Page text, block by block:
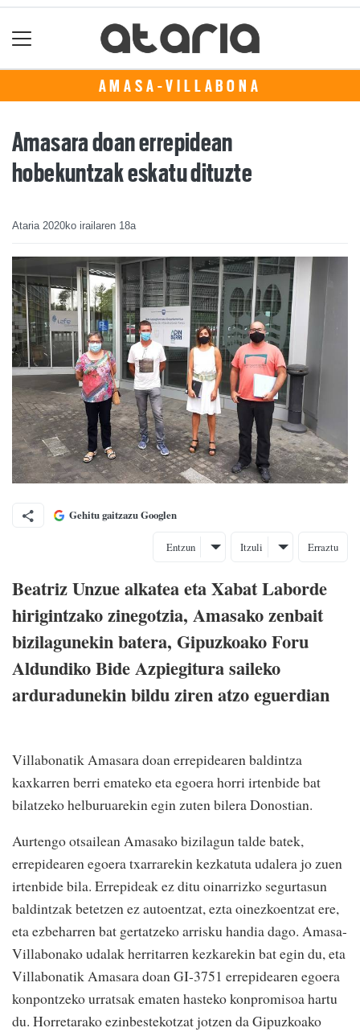
AMASA-VILLABONA
Amasara doan errepidean
hobekuntzak eskatu dituzte
Ataria 2020ko irailaren 18a
Gehitu gaitzazu Googlen
Entzun Itzuli Erraztu
Beatriz Unzue alkatea eta Xabat Laborde
hirigintzako zinegotzia, Amasako zenbait
bizilagunekin batera, Gipuzkoako Foru
Aldundiko Bide Azpiegitura saileko
arduradunekin bildu ziren atzo eguerdian
Villabonatik Amasara doan errepidearen baldintza
kaxkarren berri emateko eta egoera horri irtenbide bat
bilatzeko helburuarekin egin zuten bilera Donostian.
Aurtengo otsailean Amasako bizilagun talde batek,
errepidearen egoera txarrarekin kezkatuta udalera jo zuen
irtenbide bila. Errepideak ez ditu oinarrizko segurtasun
baldintzak betetzen ez autoentzat, ezta oinezkoentzat ere,
eta ezbeharren bat gertatzeko arrisku handia dago. Amasa-
Villabonako udalak herritarren kezkarekin bat egin du, eta
Villabonatik Amasara doan GI-3751 errepidearen egoera
konpontzeko urratsak ematen hasteko konpromisoa hartu
du. Horretarako ezinbestekotzat jotzen da Gipuzkoako